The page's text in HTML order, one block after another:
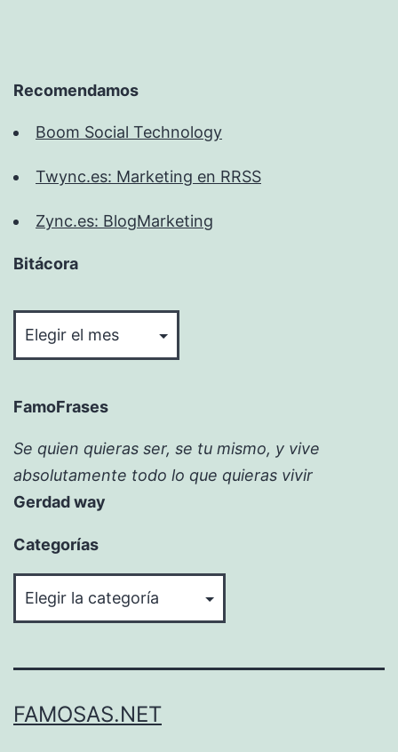
Recomendamos
Boom Social Technology
Twync.es: Marketing en RRSS
Zync.es: BlogMarketing
Bitácora
FamoFrases
Se quien quieras ser, se tu mismo, y vive
absolutamente todo lo que quieras vivir
Gerdad way
Categorías
FAMOSAS.NET